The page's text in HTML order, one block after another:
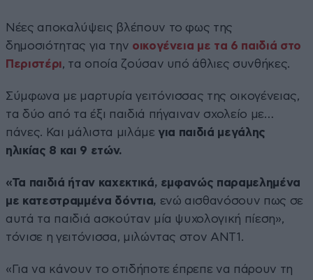
Νέες αποκαλύψεις βλέπουν το φως της
δημοσιότητας για την οικογένεια με τα 6 παιδιά στο
Περιστέρι, τα οποία ζούσαν υπό άθλιες συνθήκες.
Σύμφωνα με μαρτυρία γειτόνισσας της οικογένειας,
τα δύο από τα έξι παιδιά πήγαιναν σχολείο με…
πάνες. Και μάλιστα μιλάμε για παιδιά μεγάλης
ηλικίας 8 και 9 ετών.
«Τα παιδιά ήταν καχεκτικά, εμφανώς παραμελημένα
με κατεστραμμένα δόντια, ενώ αισθανόσουν πως σε
αυτά τα παιδιά ασκούταν μία ψυχολογική πίεση»,
τόνισε η γειτόνισσα, μιλώντας στον ΑΝΤ1.
«Για να κάνουν το οτιδήποτε έπρεπε να πάρουν τη